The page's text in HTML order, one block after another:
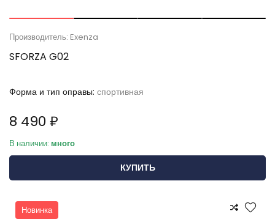
Производитель: Exenza
SFORZA G02
Форма и тип оправы: спортивная
8 490 ₽
В наличии: много
КУПИТЬ
Новинка